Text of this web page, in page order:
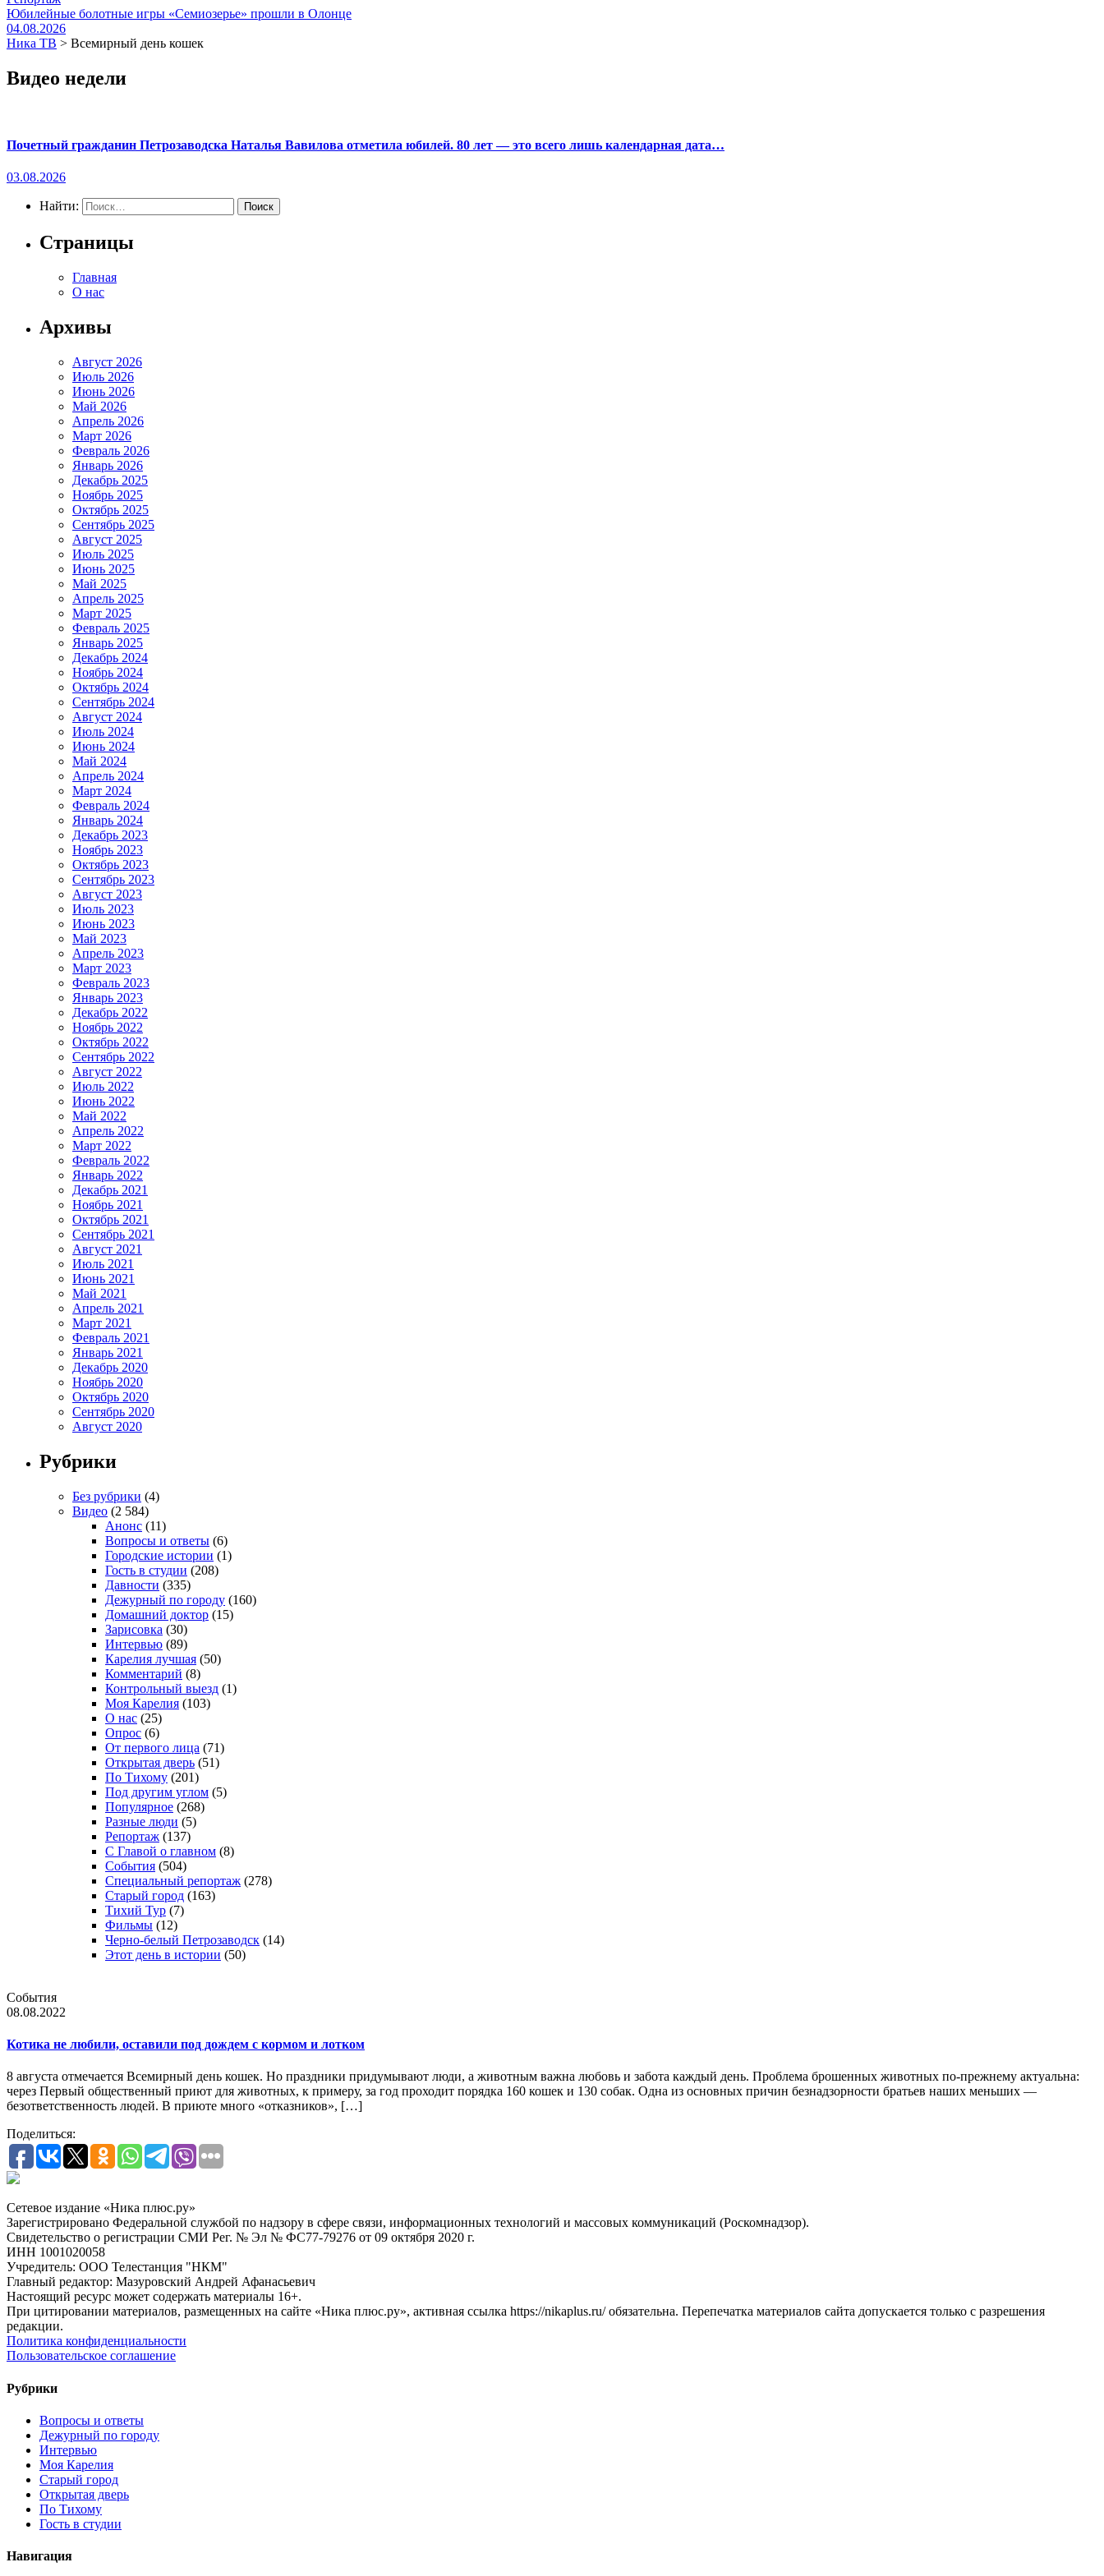
Юбилейные болотные игры «Семиозерье» прошли в Олонце
04.08.2026
Ника ТВ > Всемирный день кошек
Видео недели
Почетный гражданин Петрозаводска Наталья Вавилова отметила юбилей. 80 лет — это всего лишь календарная дата…
03.08.2026
Найти:
Страницы
Главная
О нас
Архивы
Август 2026
Июль 2026
Июнь 2026
Май 2026
Апрель 2026
Март 2026
Февраль 2026
Январь 2026
Декабрь 2025
Ноябрь 2025
Октябрь 2025
Сентябрь 2025
Август 2025
Июль 2025
Июнь 2025
Май 2025
Апрель 2025
Март 2025
Февраль 2025
Январь 2025
Декабрь 2024
Ноябрь 2024
Октябрь 2024
Сентябрь 2024
Август 2024
Июль 2024
Июнь 2024
Май 2024
Апрель 2024
Март 2024
Февраль 2024
Январь 2024
Декабрь 2023
Ноябрь 2023
Октябрь 2023
Сентябрь 2023
Август 2023
Июль 2023
Июнь 2023
Май 2023
Апрель 2023
Март 2023
Февраль 2023
Январь 2023
Декабрь 2022
Ноябрь 2022
Октябрь 2022
Сентябрь 2022
Август 2022
Июль 2022
Июнь 2022
Май 2022
Апрель 2022
Март 2022
Февраль 2022
Январь 2022
Декабрь 2021
Ноябрь 2021
Октябрь 2021
Сентябрь 2021
Август 2021
Июль 2021
Июнь 2021
Май 2021
Апрель 2021
Март 2021
Февраль 2021
Январь 2021
Декабрь 2020
Ноябрь 2020
Октябрь 2020
Сентябрь 2020
Август 2020
Рубрики
Без рубрики (4)
Видео (2 584)
Анонс (11)
Вопросы и ответы (6)
Городские истории (1)
Гость в студии (208)
Давности (335)
Дежурный по городу (160)
Домашний доктор (15)
Зарисовка (30)
Интервью (89)
Карелия лучшая (50)
Комментарий (8)
Контрольный выезд (1)
Моя Карелия (103)
О нас (25)
Опрос (6)
От первого лица (71)
Открытая дверь (51)
По Тихому (201)
Под другим углом (5)
Популярное (268)
Разные люди (5)
Репортаж (137)
С Главой о главном (8)
События (504)
Специальный репортаж (278)
Старый город (163)
Тихий Тур (7)
Фильмы (12)
Черно-белый Петрозаводск (14)
Этот день в истории (50)
События
08.08.2022
Котика не любили, оставили под дождем с кормом и лотком
8 августа отмечается Всемирный день кошек. Но праздники придумывают люди, а животным важна любовь и забота каждый день. Проблема брошенных животных по-прежнему актуальна:
через Первый общественный приют для животных, к примеру, за год проходит порядка 160 кошек и 130 собак. Одна из основных причин безнадзорности братьев наших меньших —
безответственность людей. В приюте много «отказников», […]
Поделиться:
Сетевое издание «Ника плюс.ру»
Зарегистрировано Федеральной службой по надзору в сфере связи, информационных технологий и массовых коммуникаций (Роскомнадзор).
Свидетельство о регистрации СМИ Рег. № Эл № ФС77-79276 от 09 октября 2020 г.
ИНН 1001020058
Учредитель: ООО Телестанция "НКМ"
Главный редактор: Мазуровский Андрей Афанасьевич
Настоящий ресурс может содержать материалы 16+.
При цитировании материалов, размещенных на сайте «Ника плюс.ру», активная ссылка https://nikaplus.ru/ обязательна. Перепечатка материалов сайта допускается только с разрешения
редакции.
Политика конфиденциальности
Пользовательское соглашение
Рубрики
Вопросы и ответы
Дежурный по городу
Интервью
Моя Карелия
Старый город
Открытая дверь
По Тихому
Гость в студии
Навигация